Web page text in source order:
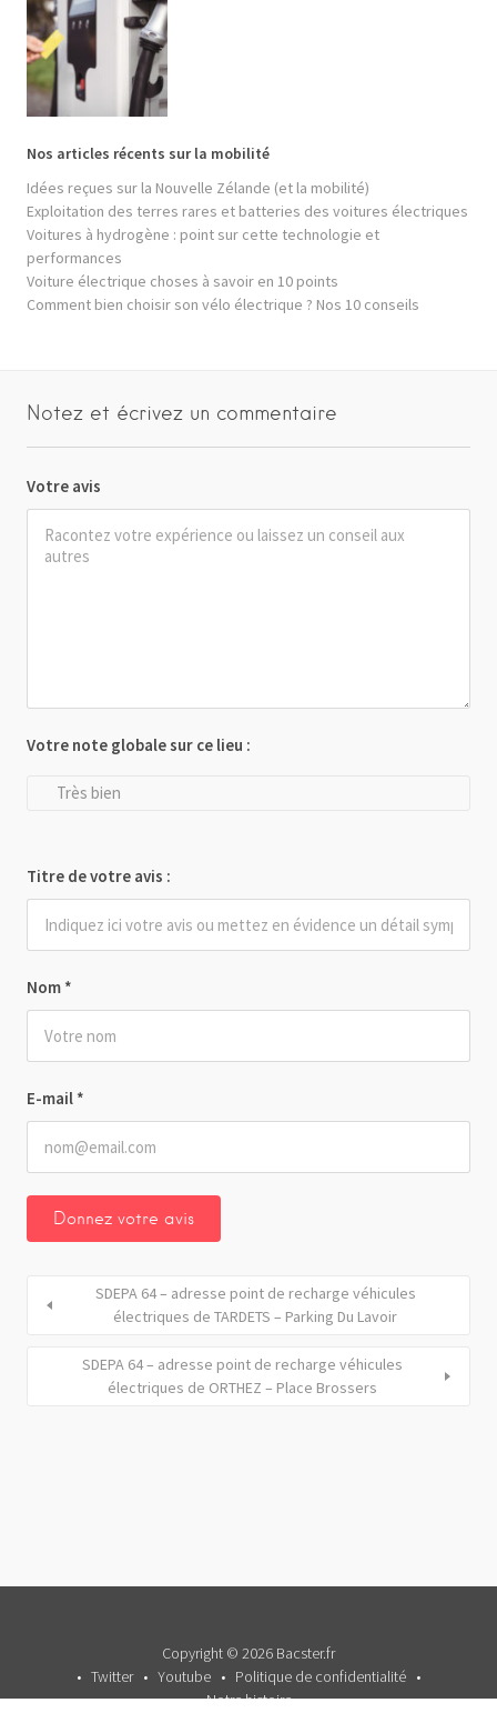
Nos articles récents sur la mobilité
Idées reçues sur la Nouvelle Zélande (et la mobilité)
Exploitation des terres rares et batteries des voitures électriques
Voitures à hydrogène : point sur cette technologie et
performances
Voiture électrique choses à savoir en 10 points
Comment bien choisir son vélo électrique ? Nos 10 conseils
Notez et écrivez un commentaire
Votre avis
Nom *
E-mail *
Votre note globale sur ce lieu :
Très bien
Titre de votre avis :
SDEPA 64 – adresse point de recharge véhicules
électriques de TARDETS – Parking Du Lavoir
SDEPA 64 – adresse point de recharge véhicules
électriques de ORTHEZ – Place Brossers
Copyright © 2026 Bacster.fr
Twitter
Youtube
Politique de confidentialité
Notre histoire